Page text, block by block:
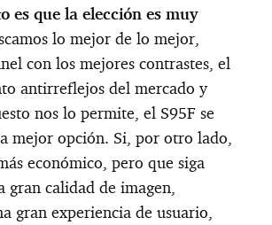
es que la elección es muy
lo mejor de lo mejor,
con los mejores contrastes, el
antirreflejos del mercado y
nos lo permite, el S95F se
mejor opción. Si, por otro lado,
económico, pero que siga
gran calidad de imagen,
gran experiencia de usuario,